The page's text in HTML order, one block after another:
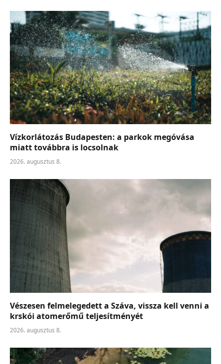
Vízkorlátozás Budapesten: a parkok megóvása
miatt továbbra is locsolnak
2026. augusztus 8.
Vészesen felmelegedett a Száva, vissza kell venni a
krskói atomerőmű teljesítményét
2026. augusztus 8.